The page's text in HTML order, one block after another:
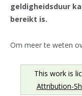
geldigheidsduur
bereikt is.
Om meer te weten
This work is
Attribution-